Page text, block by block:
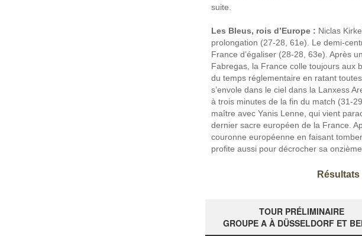
suite.
Les Bleus, rois d’Europe : Niclas
prolongation (27-28, 61e). Le demi-
France d’égaliser (28-28, 63e). Après
Fabregas, la France colle toujours aux
du temps réglementaire en ratant
s’envole dans le ciel dans la Lanxess
à trois minutes de la fin du match (31-
maître avec Yanis Lenne, qui vient
dernier sacre européen de la France.
couronne européenne en faisant
profite aussi pour décrocher sa
Résultats
TOUR PRÉLIMINAIRE
GROUPE A À DÜSSELDORF ET